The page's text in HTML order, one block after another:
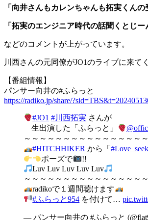
「向井さんもカレンちゃんも拓実くん
「拓実のエンジニア時代の話聞くとじー
などのコメントが上がっています。
川西さんの元同僚がJO1のライブに来て
【番組情報】
パンサー向井の#ふらっと
https://radiko.jp/share/
#JO1 #川西拓実 さんが
生出演した「ふらっと」
～～～～～～～～～～～～～～～
#HITCHHIKER から「
ポーズで
!!
Luv Luv Luv Luv Luv
～～～～～～～～～～～～～～～
radikoで１週間聴けます
#ふらっと954 を付けて…
— パンサー向井の #ふらっと